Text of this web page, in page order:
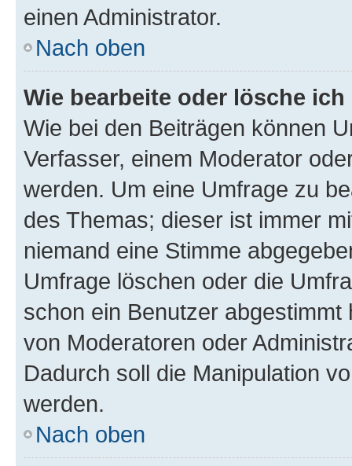
einen Administrator.
Nach oben
Wie bearbeite oder lösche
Wie bei den Beiträgen können
Verfasser, einem Moderator
werden. Um eine Umfrage zu
des Themas; dieser ist immer
niemand eine Stimme
Umfrage löschen oder die
schon ein Benutzer
von Moderatoren oder
Dadurch soll die Manipulation
werden.
Nach oben